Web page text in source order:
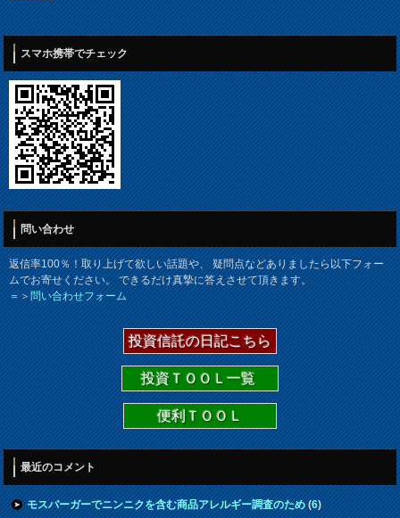
スマホ携帯でチェック
問い合わせ
返信率100％！取り上げて欲しい話題や、 疑問点などありましたら以下フォー
ムでお寄せください。 できるだけ真摯に答えさせて頂きます。
＝＞問い合わせフォーム
投資信託の日記こちら
投資ＴＯＯＬ一覧
便利ＴＯＯＬ
最近のコメント
モスバーガーでニンニクを含む商品アレルギー調査のため(6)